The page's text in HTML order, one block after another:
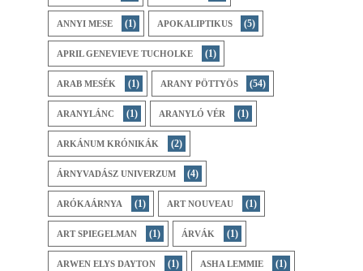
ANNYI MESE (1) APOKALIPTIKUS (5)
APRIL GENEVIEVE TUCHOLKE (1)
ARAB MESÉK (1) ARANY PÖTTYÖS (54)
ARANYLÁNC (1) ARANYLÓ VÉR (1)
ARKÁNUM KRÓNIKÁK (2)
ÁRNYVADÁSZ UNIVERZUM (4)
ARÓKAÁRNYA (1) ART NOUVEAU (1)
ART SPIEGELMAN (1) ÁRVÁK (1)
ARWEN ELYS DAYTON (1) ASHA LEMMIE (1)